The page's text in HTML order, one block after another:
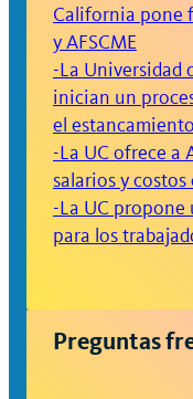
California pone
y AFSCME
-La Universidad
inician un
el
-La UC ofrece a
salarios y
-La UC propone
para los
Preguntas